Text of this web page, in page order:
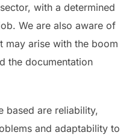
with a determined
We are also aware of
may arise with the boom
the documentation
based are reliability,
and adaptability to